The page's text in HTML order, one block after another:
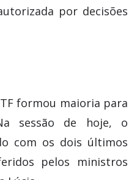
por decisões
formou maioria para
sessão de hoje, o
com os dois últimos
pelos ministros